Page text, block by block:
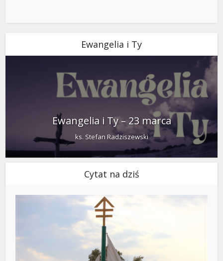
Ewangelia i Ty
Ewangelia i Ty – 23 marca
ks. Stefan Radziszewski
Cytat na dziś